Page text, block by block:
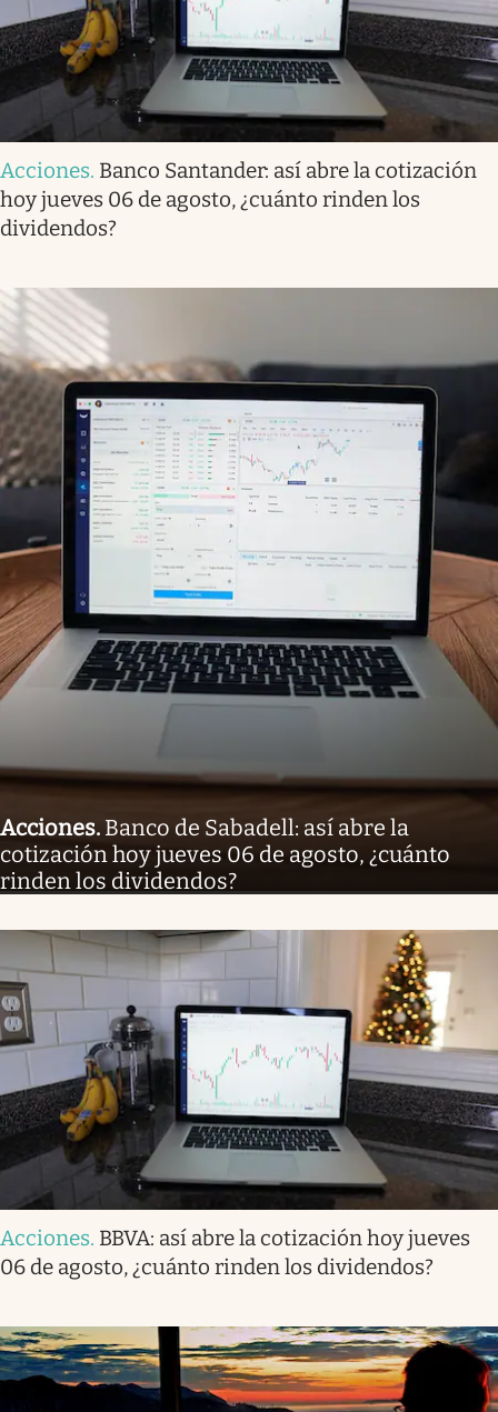
Acciones. Banco Santander: así abre la cotización
hoy jueves 06 de agosto, ¿cuánto rinden los
dividendos?
Acciones. Banco de Sabadell: así abre la
cotización hoy jueves 06 de agosto, ¿cuánto
rinden los dividendos?
Acciones. BBVA: así abre la cotización hoy jueves
06 de agosto, ¿cuánto rinden los dividendos?